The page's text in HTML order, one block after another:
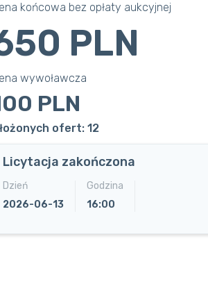
końcowa bez opłaty aukcyjnej
PLN
wywoławcza
PLN
ofert: 12
Licytacja zakończona
Dzień
2026-06-13
Godzina
16:00